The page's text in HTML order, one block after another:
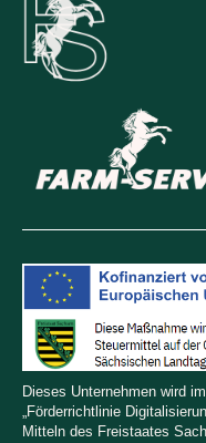
Dieses Unternehmen wird
„Förderrichtlinie
Mitteln des Freistaates